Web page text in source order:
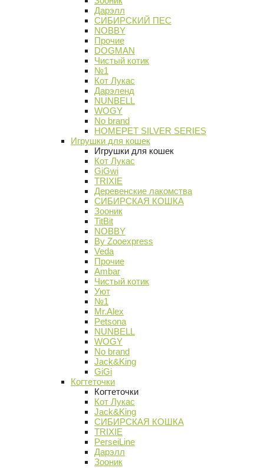
Дарэлл
СИБИРСКИЙ ПЕС
NOBBY
Прочие
DOGMAN
Чистый котик
№1
Кот Лукас
Дарэленд
NUNBELL
WOGY
No brand
HOMEPET SILVER SERIES
Игрушки для кошек
Игрушки для кошек
Кот Лукас
GiGwi
TRIXIE
Деревенские лакомства
СИБИРСКАЯ КОШКА
Зооник
TitBit
NOBBY
By Zooexpress
Veda
Прочие
Ambar
Чистый котик
Уют
№1
Mr.Alex
Petsona
NUNBELL
WOGY
No brand
Jack&King
GiGi
Когтеточки
Когтеточки
Кот Лукас
Jack&King
СИБИРСКАЯ КОШКА
TRIXIE
PerseiLine
Дарэлл
Зооник